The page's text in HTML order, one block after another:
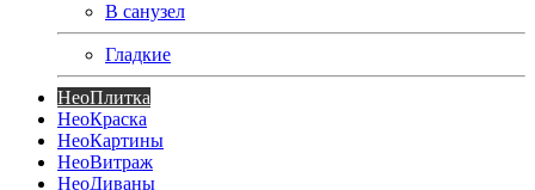
В санузел
Гладкие
НеоПлитка
НеоКраска
НеоКартины
НеоВитраж
НеоДиваны